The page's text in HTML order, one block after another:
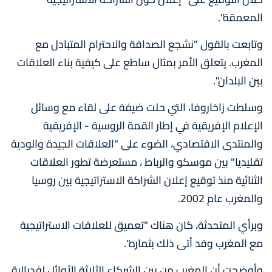
المعمقة".
وتابعت بالقول "نشجع الصداقة والاحترام المتبادل مع
المغرب. يتعلق الأمر بمثال ساطع على كيفية بناء العلاقات
بين البلدان".
وسلطت زاخاروفا، التي حلت ضيفة على لقاء مع وسائل
الإعلام الإفريقية في إطار القمة الروسية - الإفريقية
والمنتدى الاقتصادي، الضوء على "العلاقات الجيدة والودية
تقليديا" بين موسكو والرباط ، مستعرضة تطور العلاقات
الثنائية منذ توقيع إعلان الشراكة الاستراتيجية بين روسيا
والمغرب عام 2002.
وبرأي المتحدثة، كان هناك "تعميق للعلاقات الاستراتيجية
مع المغرب وقد أتى ذلك بثماره".